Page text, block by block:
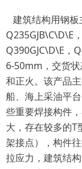
建筑结构用钢板
Q235GJB\C\D\E
Q390GJC\D\E，
6-50mm，交货
和正火。该产品
船、海上采油平
些重要焊接构件
大，存在较多的T
架接点），构件
拉应力，建筑结